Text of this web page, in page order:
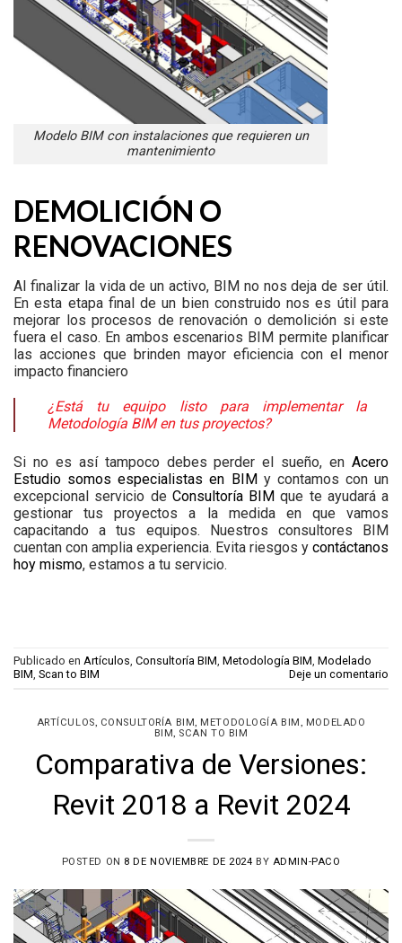
Modelo BIM con instalaciones que requieren un
mantenimiento
DEMOLICIÓN O
RENOVACIONES
Al finalizar la vida de un activo, BIM no nos deja de ser útil.
En esta etapa final de un bien construido nos es útil para
mejorar los procesos de renovación o demolición si este
fuera el caso. En ambos escenarios BIM permite planificar
las acciones que brinden mayor eficiencia con el menor
impacto financiero
¿Está tu equipo listo para implementar la
Metodología BIM en tus proyectos?
Si no es así tampoco debes perder el sueño, en Acero
Estudio somos especialistas en BIMy contamos con un
excepcional servicio de Consultoría BIM que te ayudará a
gestionar tus proyectos a la medida en que vamos
capacitando a tus equipos. Nuestros consultores BIM
cuentan con amplia experiencia. Evita riesgos y contáctanos
hoy mismo, estamos a tu servicio.
Publicado en Artículos, Consultoría BIM, Metodología BIM, Modelado
BIM, Scan to BIM Deje un comentario
ARTÍCULOS CONSULTORÍA BIM METODOLOGÍA BIM
MODELADO
BIM SCAN TO BIM
Comparativa de Versiones:
Revit 2018 a Revit 2024
POSTED ON 8 DE NOVIEMBRE DE 2024 BY ADMIN-PACO